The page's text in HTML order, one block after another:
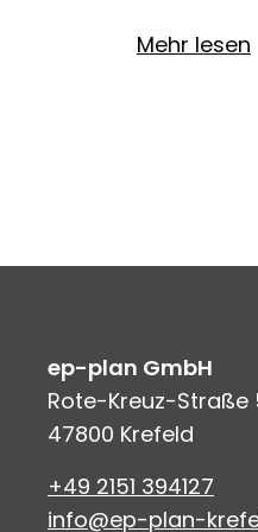
Mehr lesen
ep-plan GmbH
Rote-Kreuz-Straße
47800 Krefeld
+49 2151 394127
info@ep-plan-